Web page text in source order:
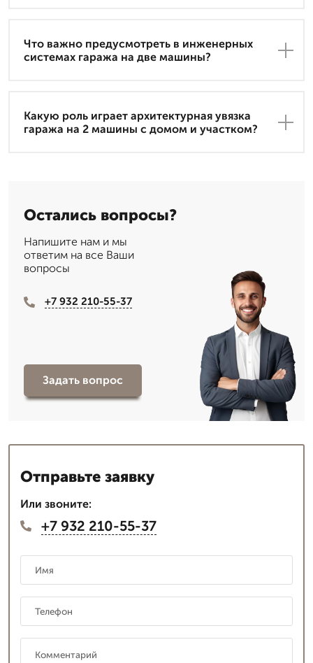
Что важно предусмотреть в инженерных
системах гаража на две машины?
Какую роль играет архитектурная увязка
гаража на 2 машины с домом и участком?
Остались вопросы?
Напишите нам и мы
ответим на все Ваши
вопросы
+7 932 210-55-37
Задать вопрос
Отправьте заявку
Или звоните:
+7 932 210-55-37